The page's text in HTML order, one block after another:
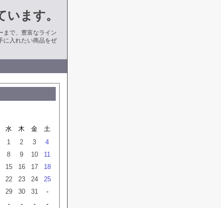
ます。
まで、豊富なライン
に入れたい商品をぜ
水 木 金
土
1 2 3
4
8 9 10
11
15 16 17
18
22 23 24
25
29 30 31
-
- - -
-